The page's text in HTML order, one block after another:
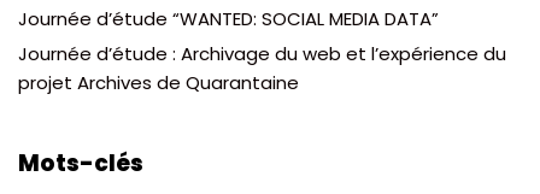
Journée d’étude “WANTED: SOCIAL MEDIA DATA”
Journée d’étude : Archivage du web et l’expérience du
projet Archives de Quarantaine
Mots-clés